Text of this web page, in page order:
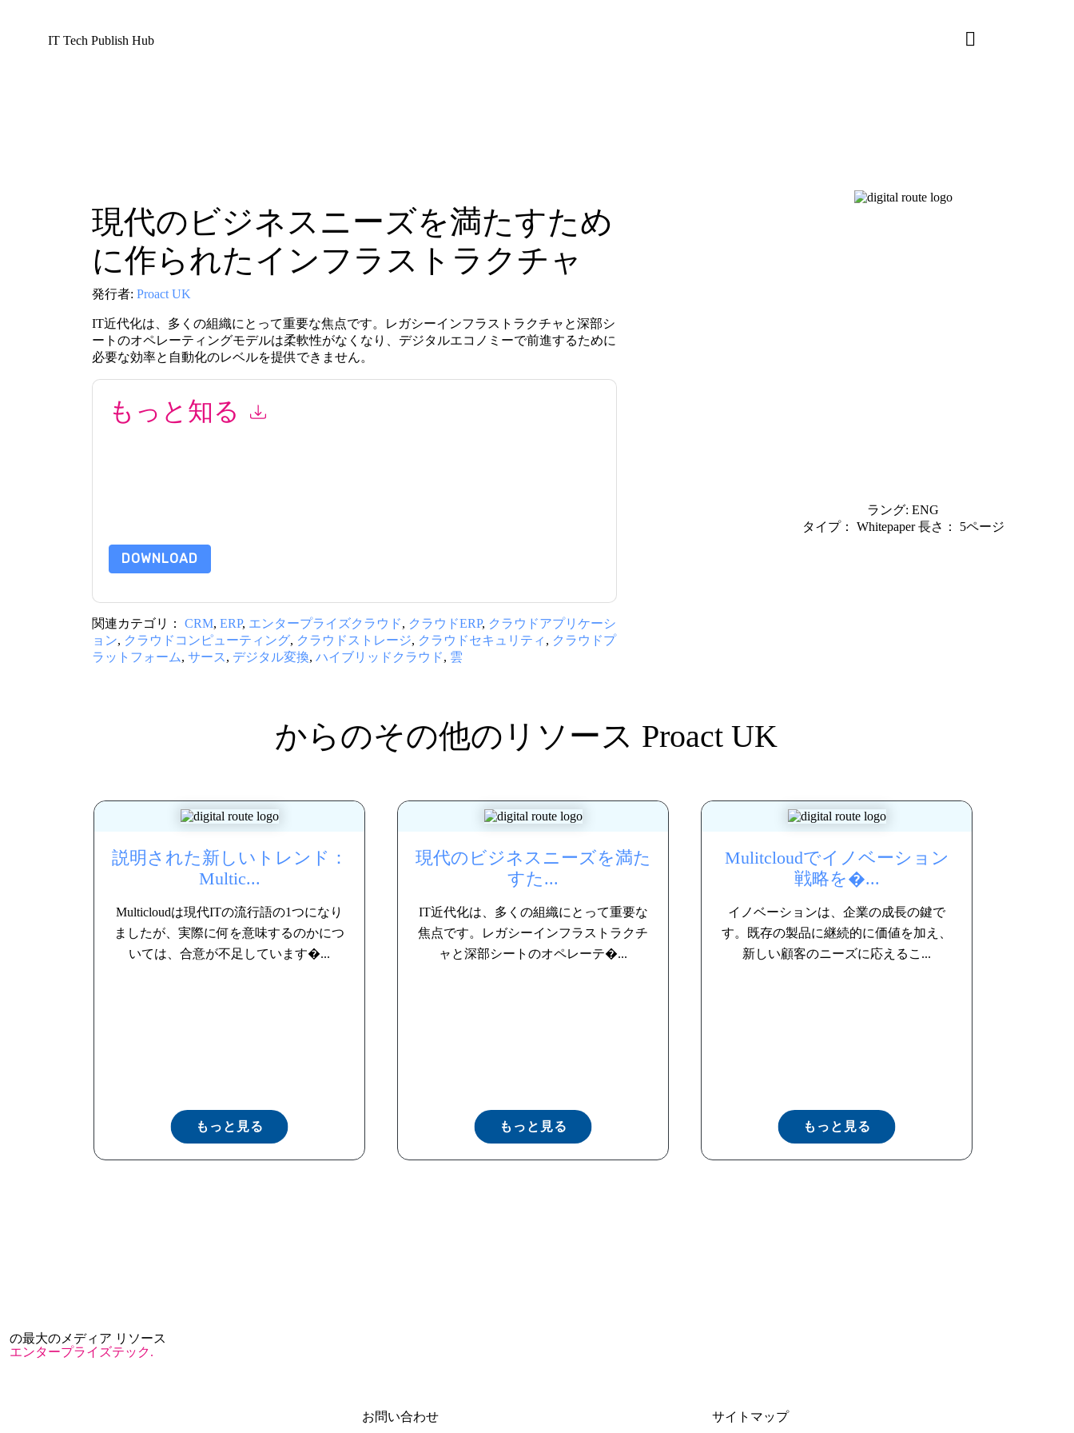
IT Tech Publish Hub
現代のビジネスニーズを満たすため
に作られたインフラストラクチャ
発行者: Proact UK
IT近代化は、多くの組織にとって重要な焦点です。レガシーインフラストラクチャと深部シ
ートのオペレーティングモデルは柔軟性がなくなり、デジタルエコノミーで前進するために
必要な効率と自動化のレベルを提供できません。
もっと知る
DOWNLOAD
関連カテゴリ： CRM, ERP, エンタープライズクラウド, クラウドERP, クラウドアプリケーシ
ョン, クラウドコンピューティング, クラウドストレージ, クラウドセキュリティ , クラウドプ
ラットフォーム, サース , デジタル変換, ハイブリッドクラウド, 雲
ラング: ENG
タイプ： Whitepaper 長さ： 5ページ
からのその他のリソース Proact UK
説明された新しいトレンド：
Multic...
Multicloudは現代ITの流行語の1つになり
ましたが、実際に何を意味するのかにつ
いては、合意が不足しています�...
もっと見る
現代のビジネスニーズを満た
すた...
IT近代化は、多くの組織にとって重要な
焦点です。レガシーインフラストラクチ
ャと深部シートのオペレーテ�...
もっと見る
Mulitcloudでイノベーション
戦略を�...
イノベーションは、企業の成長の鍵で
す。既存の製品に継続的に価値を加え、
新しい顧客のニーズに応えるこ...
もっと見る
の最大のメディア リソース
エンタープライズテック.
お問い合わせ サイトマップ